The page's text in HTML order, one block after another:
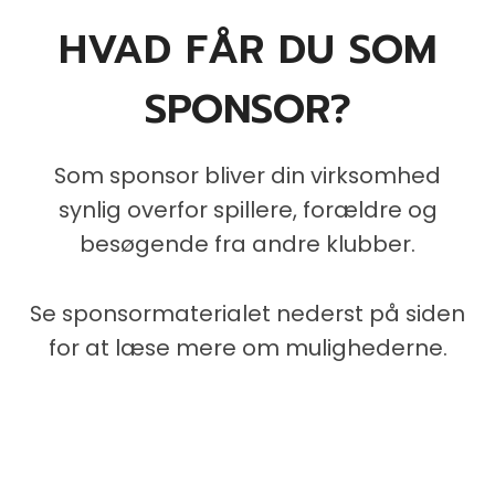
HVAD FÅR DU SOM
SPONSOR?
Som sponsor bliver din virksomhed
synlig overfor spillere, forældre og
besøgende fra andre klubber.
Se sponsormaterialet nederst på siden
for at læse mere om mulighederne.